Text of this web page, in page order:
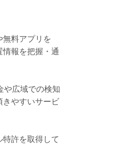
料アプリを
報を把握・通
や広域での検知
きやすいサービ
許を取得して